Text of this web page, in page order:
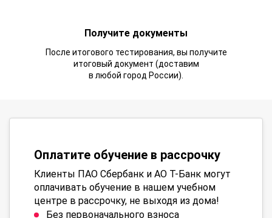
Получите документы
После итогового тестирования, вы получите
итоговый документ (доставим
в любой город России).
Оплатите обучение в рассрочку
Клиенты ПАО Сбербанк и АО Т-Банк могут
оплачивать обучение в нашем учебном
центре в рассрочку, не выходя из дома!
Без первоначального взноса